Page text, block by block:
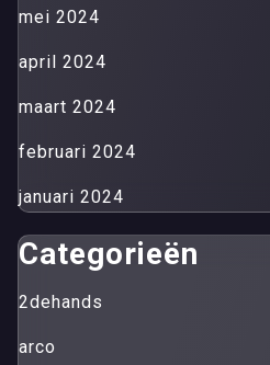
mei 2024
april 2024
maart 2024
februari 2024
januari 2024
Categorieën
2dehands
arco